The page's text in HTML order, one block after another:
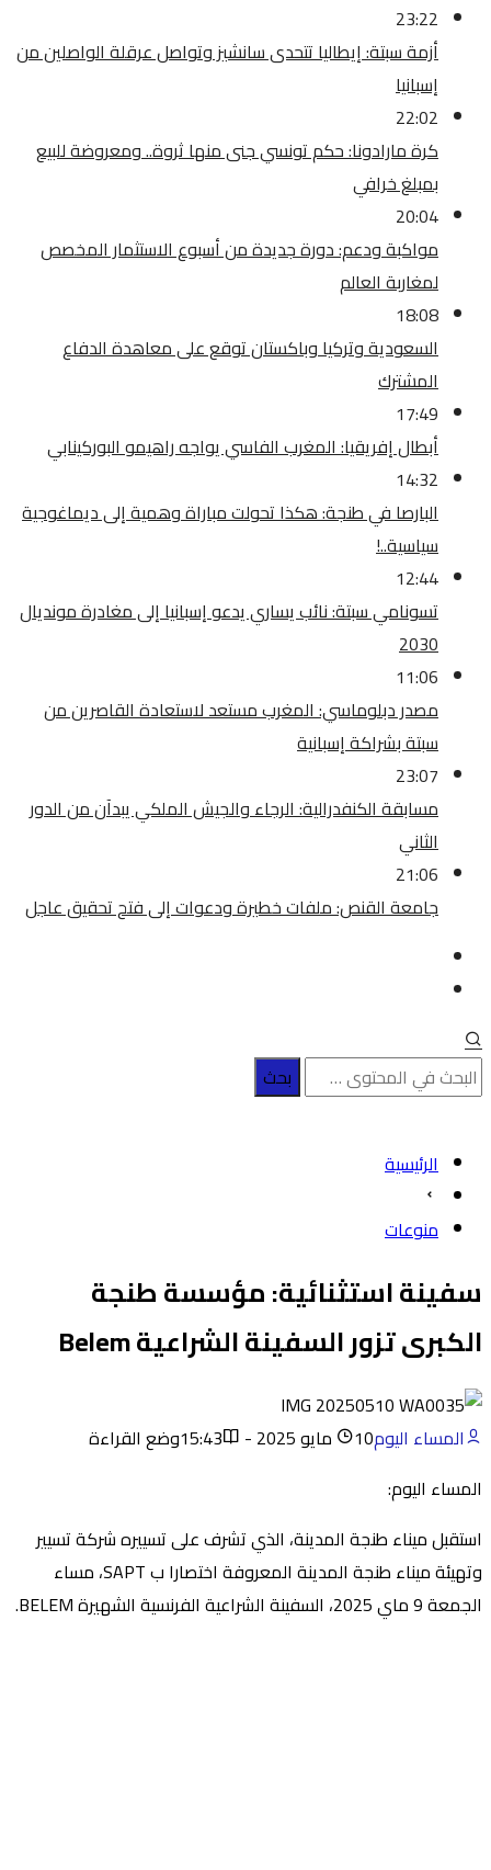
23:22
أزمة سبتة: إيطاليا تتحدى سانشيز وتواصل عرقلة الواصلين من
إسبانيا
22:02
كرة مارادونا: حكم تونسي جنى منها ثروة.. ومعروضة للبيع
بمبلغ خرافي
20:04
مواكبة ودعم: دورة جديدة من أسبوع الاستثمار المخصص
لمغاربة العالم
18:08
السعودية وتركيا وباكستان توقع على معاهدة الدفاع
المشترك
17:49
أبطال إفريقيا: المغرب الفاسي يواجه راهيمو البوركينابي
14:32
البارصا في طنجة: هكذا تحولت مباراة وهمية إلى ديماغوجية
سياسية..!
12:44
تسونامي سبتة: نائب يساري يدعو إسبانيا إلى مغادرة مونديال
2030
11:06
مصدر دبلوماسي: المغرب مستعد لاستعادة القاصرين من
سبتة بشراكة إسبانية
23:07
مسابقة الكنفدرالية: الرجاء والجيش الملكي يبدآن من الدور
الثاني
21:06
جامعة القنص: ملفات خطيرة ودعوات إلى فتح تحقيق عاجل
الرئيسية
منوعات
سفينة استثنائية: مؤسسة طنجة
الكبرى تزور السفينة الشراعية Belem
المساء اليوم10 مايو 2025 - 15:43
وضع القراءة
المساء اليوم:
استقبل ميناء طنجة المدينة، الذي تشرف على تسييره شركة تسيير
وتهيئة ميناء طنجة المدينة المعروفة اختصارا ب SAPT، مساء
الجمعة 9 ماي 2025، السفينة الشراعية الفرنسية الشهيرة BELEM.